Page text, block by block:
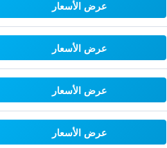
عرض الأسعار
عرض الأسعار
عرض الأسعار
عرض الأسعار